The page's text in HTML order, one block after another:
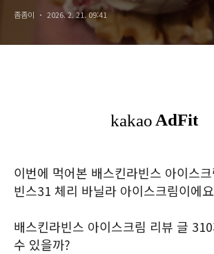
좀좀이 2026. 2. 21. 09:41
이번에 먹어본 배스킨라빈스 아이스
빈스31 체리 바닐라 아이스크림이에
배스킨라빈스 아이스크림 리뷰 글
수 있을까?